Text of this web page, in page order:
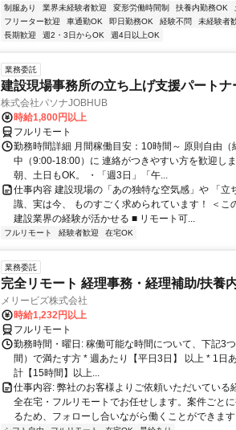
制服あり 業界未経験者歓迎 変形労働時間制 扶養内勤務OK
フリーター歓迎
車通勤OK 即日勤務OK 経験不問 未経験者
長期歓迎
週2・3日からOK 週4日以上OK
業務委託
建設現場事務所の立ち上げ支援パートナ
株式会社パソナJOBHUB
時給1,800円以上
フルリモート
勤務時間詳細 月間稼働目安：10時間～ 原則自由（
中（9:00-18:00）に 連絡がつきやすい方を歓迎し
朝、土日もOK。 ・「週3日」「午...
仕事内容 建設現場の「あの独特な空気感」や 「立
識、実は今、 ものすごく求められています！ ＜こ
建設業界の経験が活かせる ■ リモート可...
フルリモート 経験者歓迎 在宅OK
業務委託
完全リモート 経理事務・経理補助/扶養
メリービズ株式会社
時給1,232円以上
フルリモート
勤務時間・曜日: 稼働可能な時間について、下記3
間）で満たす方 * 週あたり【平日3日】 以上 * 1日
計【15時間】以上...
仕事内容: 弊社のお客様よりご依頼いただいている
全在宅・フルリモートでお任せします。案件ごと
るため、フォローし合いながら働くことができま